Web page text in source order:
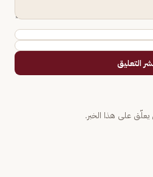
التعليق
على هذا الخبر.